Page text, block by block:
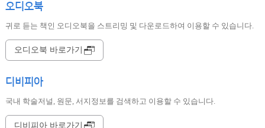
오디오북
귀로 듣는 책인 오디오북을 스트리밍 및 다운로드하여 이용할 수 있습니다.
오디오북 바로가기
디비피아
국내 학술저널, 원문, 서지정보를 검색하고 이용할 수 있습니다.
디비피아 바로가기